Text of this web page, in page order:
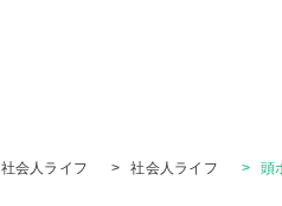
社会人ライフ > 社会人ライフ > 頭